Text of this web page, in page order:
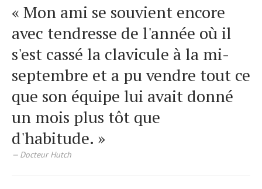
« Mon ami se souvient encore
avec tendresse de l'année où il
s'est cassé la clavicule à la mi-
septembre et a pu vendre tout ce
que son équipe lui avait donné
un mois plus tôt que
d'habitude. »
Docteur Hutch